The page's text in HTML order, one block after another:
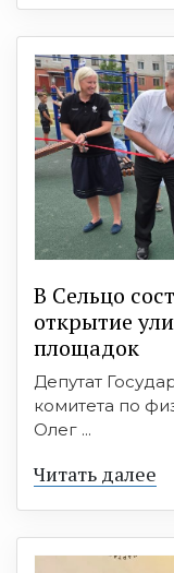
В Сельцо
открытие
площадок
Депутат
комитета по
Олег ...
Читать далее